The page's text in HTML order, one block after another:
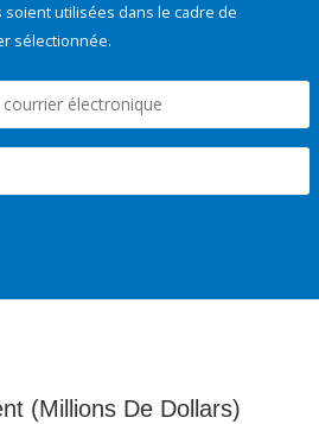
utilisées dans le cadre de
sélectionnée.
(Millions De Dollars)